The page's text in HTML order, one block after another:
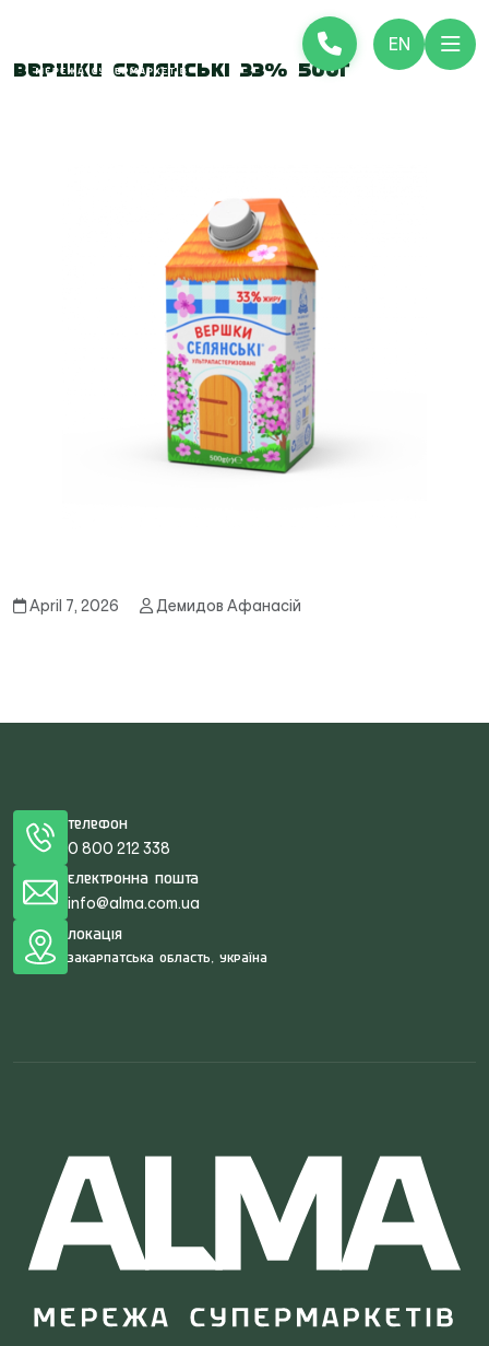
EN
Вершки Селянські 33% 500г
April 7, 2026 Демидов Афанасій
Телефон
0 800 212 338
Електронна пошта
info@alma.com.ua
Локація
Закарпатська область, Україна